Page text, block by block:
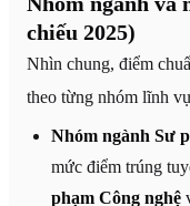
chiếu 2025)
Nhìn chung, điểm
theo từng nhóm lĩnh
Nhóm ngành Sư
mức điểm trúng
phạm Công nghệ